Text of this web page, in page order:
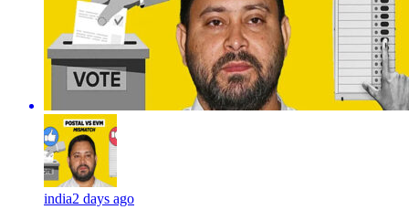
india2 days ago